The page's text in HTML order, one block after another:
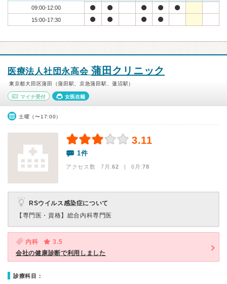
09:00-12:00
15:00-17:30
医療法人社団永高会 蒲田クリニック
東京都大田区蒲田（蒲田駅、京急蒲田駅、蓮沼駅）
マイナ受付 女医在籍
土曜（〜17:00）
3.11
1件
アクセス数 7月:62 | 6月:78
RSウイルス感染症について
【専門医・資格】 総合内科専門医
内科
3.5
会社の健康診断で利用しました
診療科目：